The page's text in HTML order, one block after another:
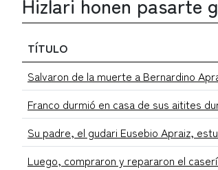
Hizlari honen pasarte
TÍTULO
Salvaron de la muerte a Bernardino
Franco durmió en casa de sus aitites
Su padre, el gudari Eusebio Apraiz,
Luego, compraron y repararon el